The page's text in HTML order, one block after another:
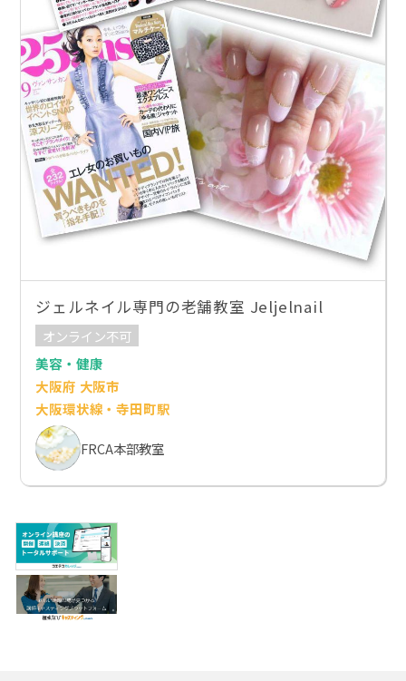
ジェルネイル専門の老舗教室 Jeljelnail
オンライン不可
美容・健康
大阪府 大阪市
大阪環状線・寺田町駅
FRCA本部教室